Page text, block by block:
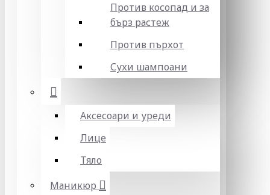
Против косопад и за
бърз растеж
Против пърхот
Сухи шампоани
Аксесоари и уреди
Лице
Тяло
Маникюр